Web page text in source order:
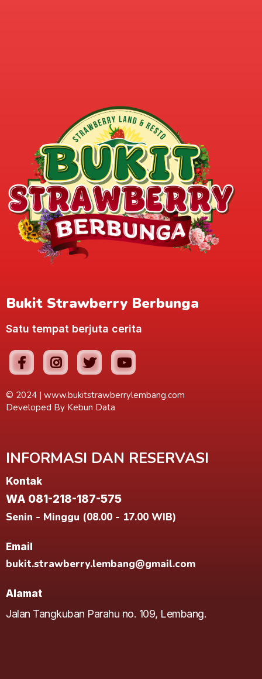
Bukit Strawberry Berbunga
Satu tempat berjuta cerita
© 2024 | www.bukitstrawberrylembang.com
Developed By Kebun Data
INFORMASI DAN RESERVASI
Kontak
WA 081-218-187-575
Senin - Minggu (08.00 - 17.00 WIB)
Email
bukit.strawberry.lembang@gmail.com
Alamat
Jalan Tangkuban Parahu no. 109, Lembang.